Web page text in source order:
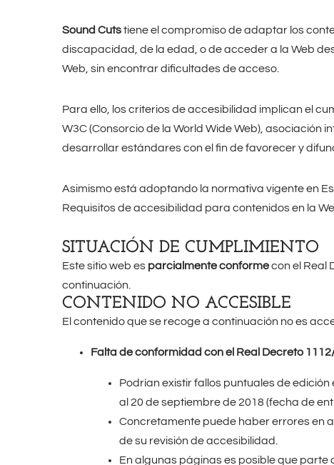
Sound Cutstiene el compromiso de adaptar los
discapacidad, de la edad, o de acceder a la Web
Web, sin encontrar dificultades de acceso.
Para ello, los criterios de accesibilidad implican el
W3C (Consorcio de la World Wide Web),
desarrollar estándares con el fin de favorecer y
Asimismo está adoptando la normativa vigente en
Requisitos de accesibilidad para contenidos en la
SITUACIÓN DE CUMPLIMIENTO
Este sitio web es parcialmente conformecon el Real
continuación.
CONTENIDO NO ACCESIBLE
El contenido que se recoge a continuación no es
Falta de conformidad con el Real Decreto
Podrían existir fallos puntuales de
al 20 de septiembre de 2018 (fecha de
Concretamente puede haber errores en
de su revisión de accesibilidad.
En algunas páginas es posible que parte